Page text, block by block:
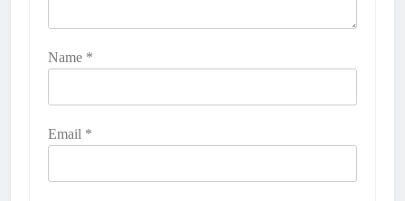
Name *
Email *